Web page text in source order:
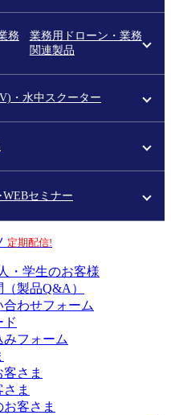
業務用ドローン・業務
関連製品
・水中スクーター
セミナー
定期配信!
・学生のお客様
製品Q&A）
わせフォーム
ド
フォーム
さま
ま
客さま